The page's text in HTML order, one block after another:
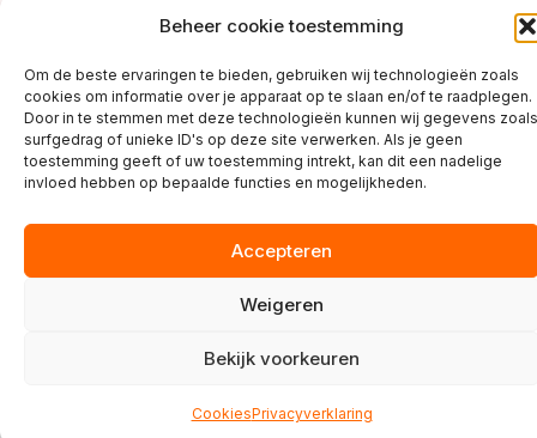
Beheer cookie toestemming
Om de beste ervaringen te bieden, gebruiken wij technologieën zoals
cookies om informatie over je apparaat op te slaan en/of te raadplegen.
Door in te stemmen met deze technologieën kunnen wij gegevens zoals
surfgedrag of unieke ID's op deze site verwerken. Als je geen
toestemming geeft of uw toestemming intrekt, kan dit een nadelige
invloed hebben op bepaalde functies en mogelijkheden.
Accepteren
Weigeren
Bekijk voorkeuren
CookiesPrivacyverklaring